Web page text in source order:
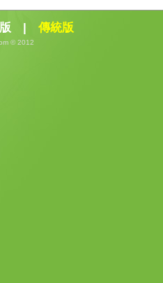
| 傳統版
© 2012